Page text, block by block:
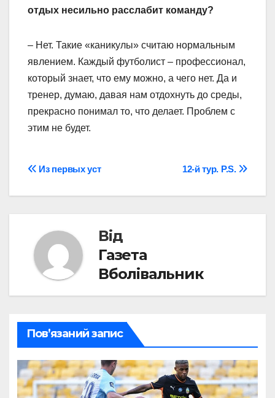
отдых несильно расслабит команду?
– Нет. Такие «каникулы» считаю нормальным
явлением. Каждый футболист – профессионал,
который знает, что ему можно, а чего нет. Да и
тренер, думаю, давая нам отдохнуть до среды,
прекрасно понимал то, что делает. Проблем с
этим не будет.
Навігація
записів
12-й тур. P.S.
Из первых уст
Від
Газета
Вболівальник
Пов’язаний запис